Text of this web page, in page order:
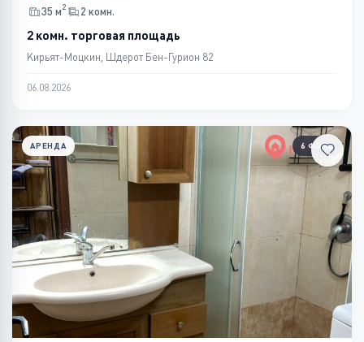
35 м2 2 комн.
2 комн. торговая площадь
Кирьят-Моцкин, Шдерот Бен-Гурион 82
06.08.2026
6 ФОТО
АРЕНДА